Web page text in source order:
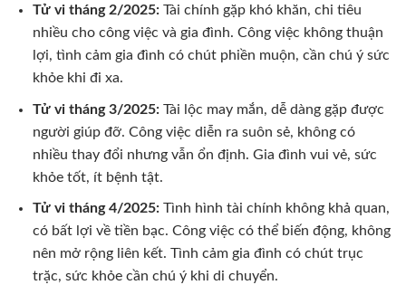
Tử vi tháng 2/2025:Tài chính gặp khó khăn, chi tiêu
nhiều cho công việc và gia đình. Công việc không thuận
lợi, tình cảm gia đình có chút phiền muộn, cần chú ý sức
khỏe khi đi xa.
Tử vi tháng 3/2025:Tài lộc may mắn, dễ dàng gặp được
người giúp đỡ. Công việc diễn ra suôn sẻ, không có
nhiều thay đổi nhưng vẫn ổn định. Gia đình vui vẻ, sức
khỏe tốt, ít bệnh tật.
Tử vi tháng 4/2025:Tình hình tài chính không khả quan,
có bất lợi về tiền bạc. Công việc có thể biến động, không
nên mở rộng liên kết. Tình cảm gia đình có chút trục
trặc, sức khỏe cần chú ý khi di chuyển.